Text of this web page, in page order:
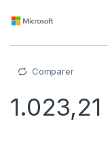
Comparer
1.023,21